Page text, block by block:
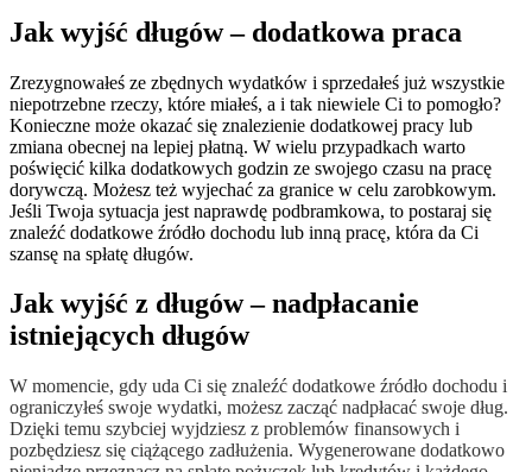
Jak wyjść długów – dodatkowa praca
Zrezygnowałeś ze zbędnych wydatków i sprzedałeś już wszystkie
niepotrzebne rzeczy, które miałeś, a i tak niewiele Ci to pomogło?
Konieczne może okazać się znalezienie dodatkowej pracy lub
zmiana obecnej na lepiej płatną. W wielu przypadkach warto
poświęcić kilka dodatkowych godzin ze swojego czasu na pracę
dorywczą. Możesz też wyjechać za granice w celu zarobkowym.
Jeśli Twoja sytuacja jest naprawdę podbramkowa, to postaraj się
znaleźć dodatkowe źródło dochodu lub inną pracę, która da Ci
szansę na spłatę długów.
Jak wyjść z długów – nadpłacanie
istniejących długów
W momencie, gdy uda Ci się znaleźć dodatkowe źródło dochodu i
ograniczyłeś swoje wydatki, możesz zacząć nadpłacać swoje dług.
Dzięki temu szybciej wyjdziesz z problemów finansowych i
pozbędziesz się ciążącego zadłużenia. Wygenerowane dodatkowo